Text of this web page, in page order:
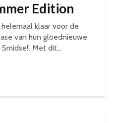
Edition
klaar voor de
van hun gloednieuwe
Met dit...